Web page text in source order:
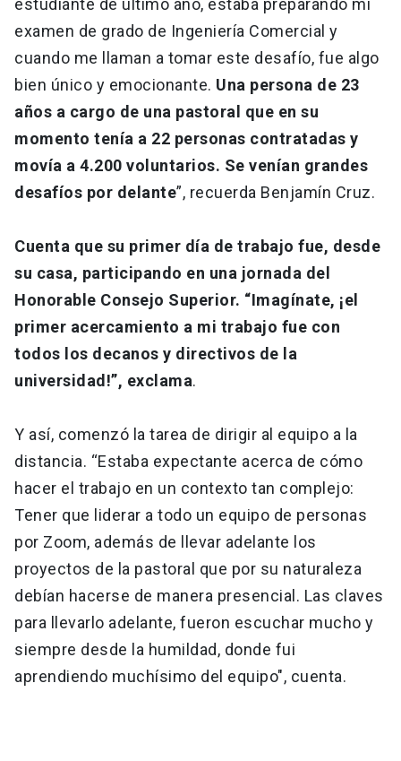
estudiante de último año, estaba preparando mi
examen de grado de Ingeniería Comercial y
cuando me llaman a tomar este desafío, fue algo
bien único y emocionante. Una persona de 23
años a cargo de una pastoral que en su
momento tenía a 22 personas contratadas y
movía a 4.200 voluntarios. Se venían grandes
desafíos por delante”, recuerda Benjamín Cruz.
Cuenta que su primer día de trabajo fue, desde
su casa, participando en una jornada del
Honorable Consejo Superior. “Imagínate, ¡el
primer acercamiento a mi trabajo fue con
todos los decanos y directivos de la
universidad!”, exclama.
Y así, comenzó la tarea de dirigir al equipo a la
distancia. “Estaba expectante acerca de cómo
hacer el trabajo en un contexto tan complejo:
Tener que liderar a todo un equipo de personas
por Zoom, además de llevar adelante los
proyectos de la pastoral que por su naturaleza
debían hacerse de manera presencial. Las claves
para llevarlo adelante, fueron escuchar mucho y
siempre desde la humildad, donde fui
aprendiendo muchísimo del equipo", cuenta.